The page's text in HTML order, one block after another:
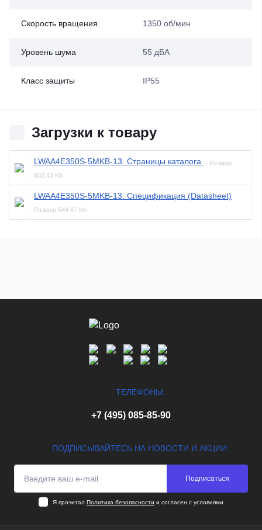
Скорость вращения 1350 об/мин
Уровень шума 55 дБА
Класс защиты IP55
Загрузки к товару
LWAA4E350S-5MKB-13. Страницы каталога
Размер
802.43 Kb
LWAA4E350S-5MKB-13. Спецификация (Datasheet)
Размер 544.67 Kb
ТЕЛЕФОНЫ:
+7 (495) 085-85-90
ПОДПИСЫВАЙТЕСЬ НА НОВОСТИ И АКЦИИ:
Подписаться
Я прочитал Политика безопасности и согласен с условиями